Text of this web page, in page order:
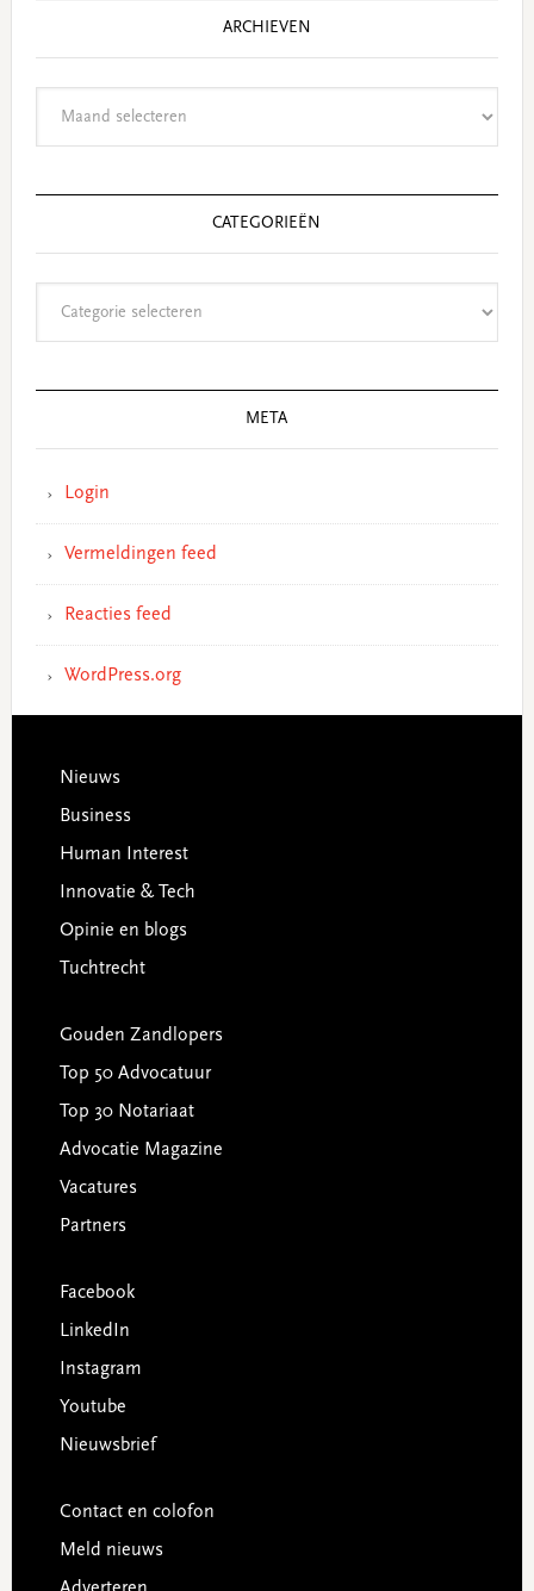
ARCHIEVEN
CATEGORIEËN
META
Login
Vermeldingen feed
Reacties feed
WordPress.org
Footer
Nieuws
Business
Human Interest
Innovatie & Tech
Opinie en blogs
Tuchtrecht
Gouden Zandlopers
Top 50 Advocatuur
Top 30 Notariaat
Advocatie Magazine
Vacatures
Partners
Facebook
LinkedIn
Instagram
Youtube
Nieuwsbrief
Contact en colofon
Meld nieuws